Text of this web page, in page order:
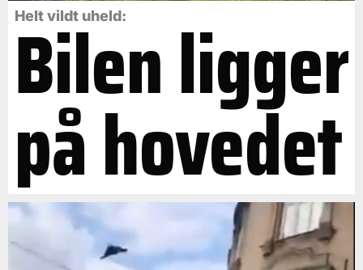
Helt vildt uheld:
Bilen ligger
på hovedet